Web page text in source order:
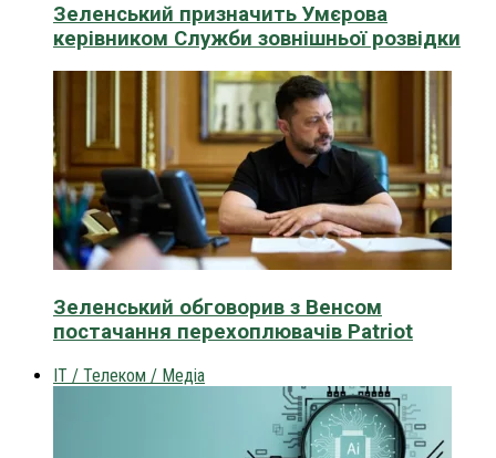
Зеленський призначить Умєрова
керівником Служби зовнішньої розвідки
Зеленський обговорив з Венсом
постачання перехоплювачів Patriot
IT / Телеком / Медіа